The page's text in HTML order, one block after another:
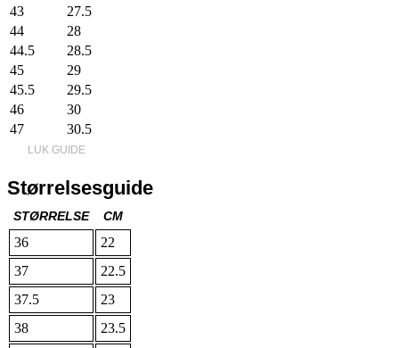
43
27.5
44
28
44.5
28.5
45
29
45.5
29.5
46
30
47
30.5
LUK GUIDE
Størrelsesguide
STØRRELSE CM
36
22
37
22.5
37.5
23
38
23.5